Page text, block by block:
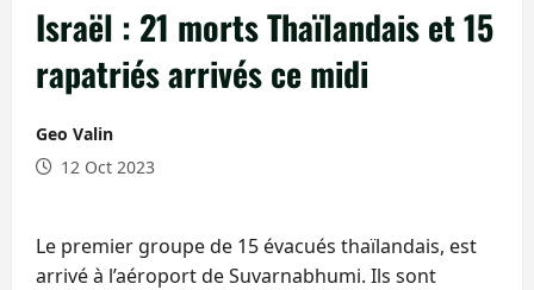
Israël : 21 morts Thaïlandais et 15
rapatriés arrivés ce midi
Geo Valin
12 Oct 2023
Le premier groupe de 15 évacués thaïlandais, est
arrivé à l’aéroport de Suvarnabhumi. Ils sont